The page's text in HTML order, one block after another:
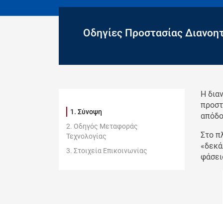
Οδηγίες Προστασίας
Σύνοψη
Οδηγός Μεταφοράς
Τεχνολογίας
Στοιχεία Επικοινωνίας
Η
Στο